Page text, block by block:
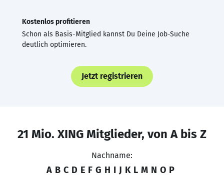
Kostenlos profitieren
Schon als Basis-Mitglied kannst Du Deine Job-Suche
deutlich optimieren.
Jetzt registrieren
21 Mio. XING Mitglieder, von A bis Z
Nachname:
A B C D E F G H I J K L M N O P